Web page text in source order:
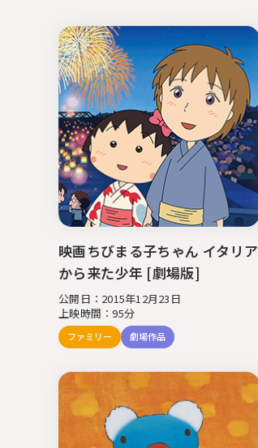
映画ちびまる子ちゃん イタリア
から来た少年 [劇場版]
公開日：2015年12月23日
上映時間：95分
ファミリー 劇場作品